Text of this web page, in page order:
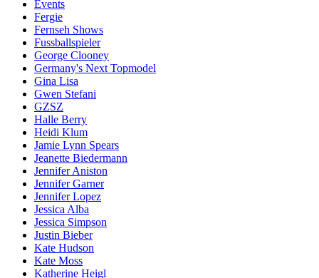
Events
Fergie
Fernseh Shows
Fussballspieler
George Clooney
Germany's Next Topmodel
Gina Lisa
Gwen Stefani
GZSZ
Halle Berry
Heidi Klum
Jamie Lynn Spears
Jeanette Biedermann
Jennifer Aniston
Jennifer Garner
Jennifer Lopez
Jessica Alba
Jessica Simpson
Justin Bieber
Kate Hudson
Kate Moss
Katherine Heigl